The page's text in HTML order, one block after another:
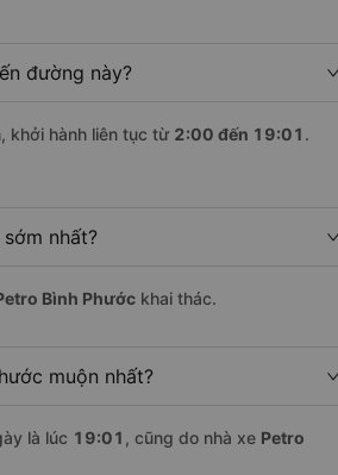
đường này?
khởi hành liên tục từ 2:00 đến 19:01 .
nhất?
Bình Phước khai thác.
muộn nhất?
là lúc 19:01 , cũng do nhà xe Petro